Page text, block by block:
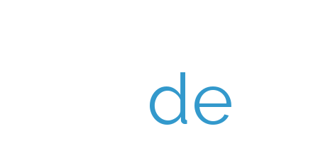
de